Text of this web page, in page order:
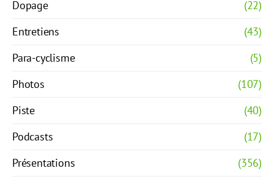
Dopage
(22)
Entretiens
(43)
Para-cyclisme
(5)
Photos
(107)
Piste
(40)
Podcasts
(17)
Présentations
(356)